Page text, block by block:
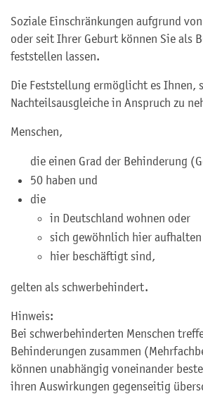
Soziale Einschränkungen aufgrund
oder seit Ihrer Geburt können Sie als
feststellen lassen.
Die Feststellung ermöglicht es Ihnen,
Nachteilsausgleiche in Anspruch zu
Menschen,
die einen Grad der Behinderung
50 haben und
die
in Deutschland wohnen oder
sich gewöhnlich hier
hier beschäftigt sind,
gelten als schwerbehindert.
Hinweis:
Bei schwerbehinderten Menschen
Behinderungen zusammen
können unabhängig voneinander
ihren Auswirkungen gegenseitig